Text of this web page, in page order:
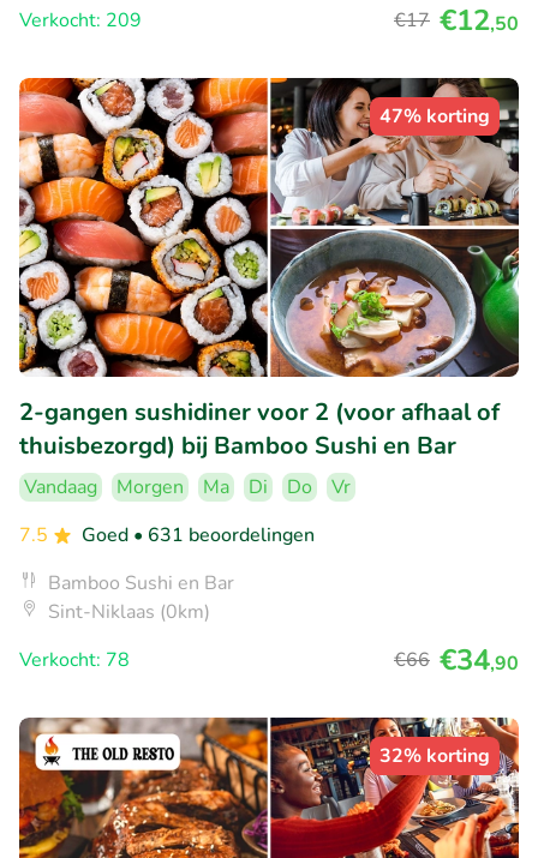
Verkocht: 209 €17 €12,50
47% korting
2-gangen sushidiner voor 2 (voor afhaal of
thuisbezorgd) bij Bamboo Sushi en Bar
Vandaag Morgen Ma Di Do
Vr
7.5
Goed • 631 beoordelingen
Bamboo Sushi en Bar
Sint-Niklaas (0km)
Verkocht: 78
€66 €34,90
32% korting